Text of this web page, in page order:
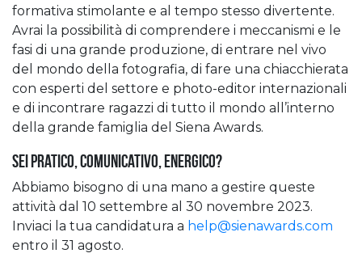
formativa stimolante e al tempo stesso divertente.
Avrai la possibilità di comprendere i meccanismi e le
fasi di una grande produzione, di entrare nel vivo
del mondo della fotografia, di fare una chiacchierata
con esperti del settore e photo-editor internazionali
e di incontrare ragazzi di tutto il mondo all’interno
della grande famiglia del Siena Awards.
Sei pratico, comunicativo, energico?
Abbiamo bisogno di una mano a gestire queste
attività dal 10 settembre al 30 novembre 2023.
Inviaci la tua candidatura a help@sienawards.com
entro il 31 agosto.